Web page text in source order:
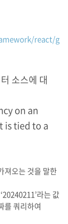
react/g
소스에 대
on an
is tied to a
져오는 것을 말한
라는 값
를 쿼리하여